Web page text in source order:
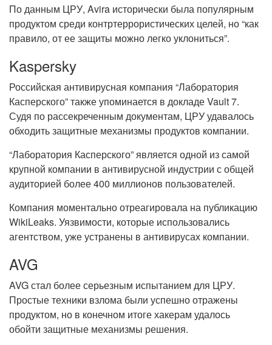
По данным ЦРУ, Avira исторически была популярным
продуктом среди контртеррористических целей, но “как
правило, от ее защиты можно легко уклониться”.
Kaspersky
Российская антивирусная компания “Лаборатория
Касперского” также упоминается в докладе Vault 7.
Судя по рассекреченным документам, ЦРУ удавалось
обходить защитные механизмы продуктов компании.
“Лаборатория Касперского” является одной из самой
крупной компании в антивирусной индустрии с общей
аудиторией более 400 миллионов пользователей.
Компания моментально отреагировала на публикацию
WikiLeaks. Уязвимости, которые использовались
агентством, уже устранены в антивирусах компании.
AVG
AVG стал более серьезным испытанием для ЦРУ.
Простые техники взлома были успешно отражены
продуктом, но в конечном итоге хакерам удалось
обойти защитные механизмы решения.